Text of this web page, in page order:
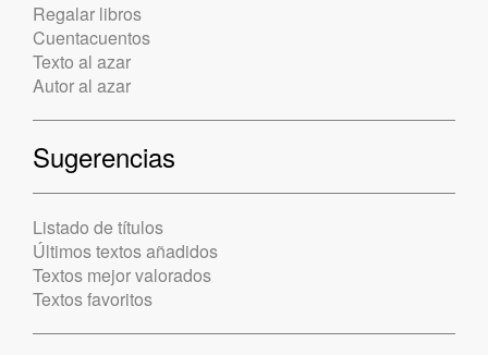
Regalar libros
Cuentacuentos
Texto al azar
Autor al azar
Sugerencias
Listado de títulos
Últimos textos añadidos
Textos mejor valorados
Textos favoritos